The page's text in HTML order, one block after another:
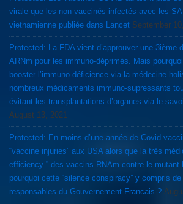
virale que les non vaccinés infectés avec les
vietnamienne publiée dans Lancet September
Protected: La FDA vient d’approuver une 3ième
ARNm pour les immuno-déprimés. Mais
booster l’immuno-déficience via la médecine
nombreux médicaments immuno-supressants
évitant les transplantations d’organes via le
August 13, 2021
Protected: En moins d’une année de Covid
“vaccine injuries” aux USA alors que la très
efficiency ” des vaccins RNAm contre le mutant
pourquoi cette “silence conspiracy” y compris
responsables du Gouvernement Francais ?